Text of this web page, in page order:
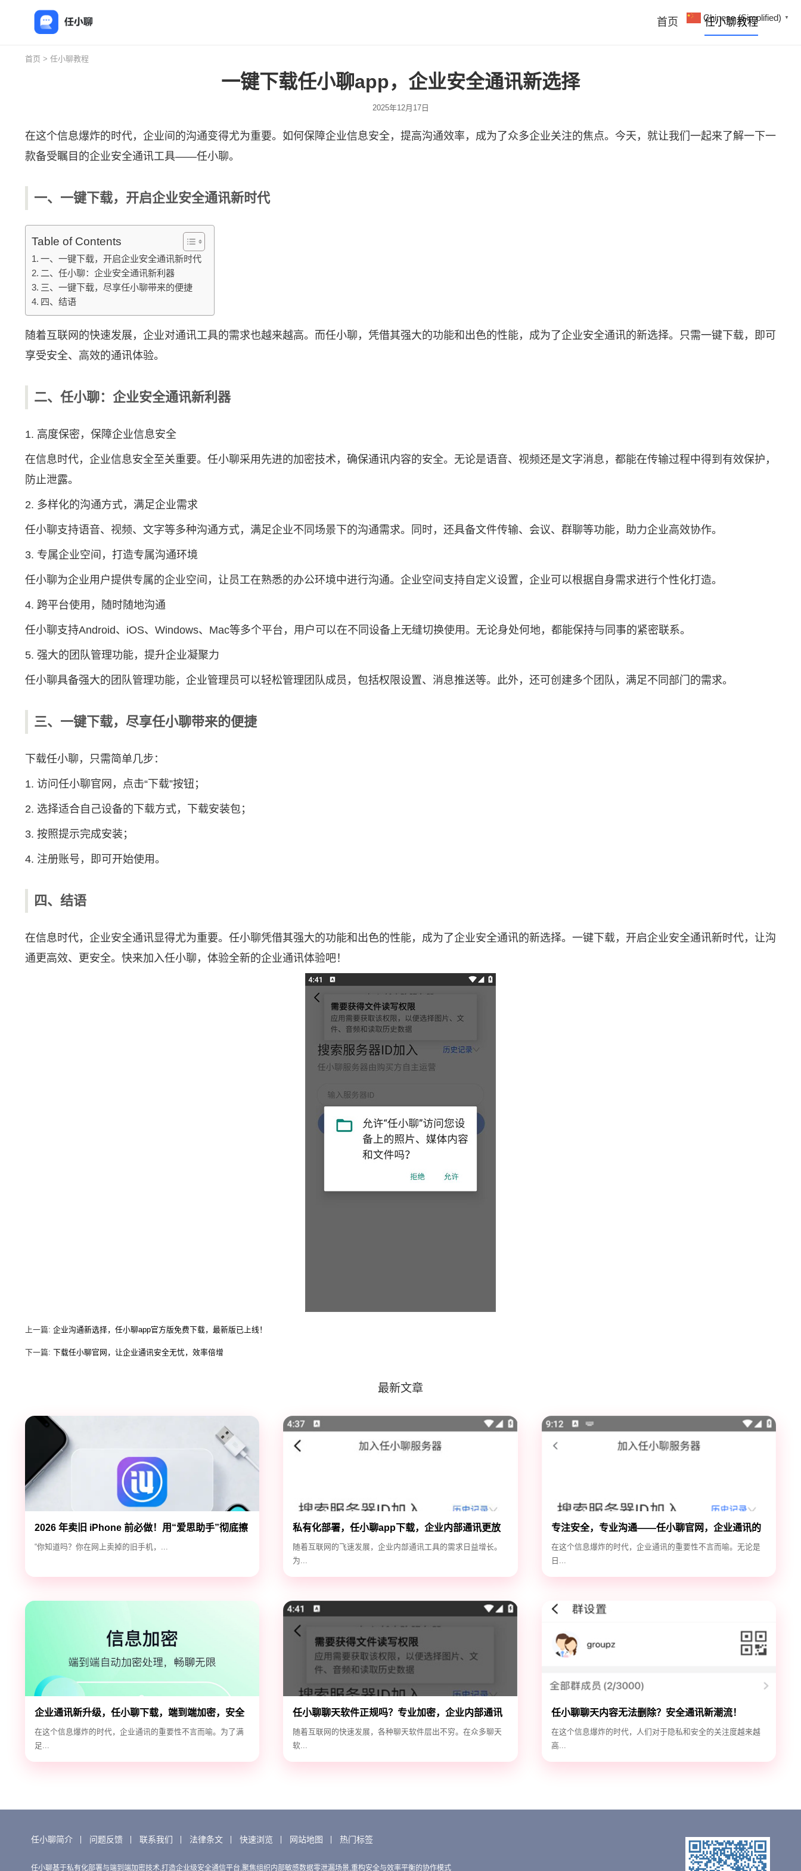
首页 任小聊教程
首页 > 任小聊教程
一键下载任小聊app，企业安全通讯新选择
2025年12月17日
在这个信息爆炸的时代，企业间的沟通变得尤为重要。如何保障企业信息安全，提高沟通效率，成为了众多企业关注的焦点。今天，就让我们一起来了解一下一
款备受瞩目的企业安全通讯工具——任小聊。
一、一键下载，开启企业安全通讯新时代
Table of Contents
一、一键下载，开启企业安全通讯新时代
二、任小聊：企业安全通讯新利器
三、一键下载，尽享任小聊带来的便捷
四、结语
随着互联网的快速发展，企业对通讯工具的需求也越来越高。而任小聊，凭借其强大的功能和出色的性能，成为了企业安全通讯的新选择。只需一键下载，即可
享受安全、高效的通讯体验。
二、任小聊：企业安全通讯新利器
1. 高度保密，保障企业信息安全
在信息时代，企业信息安全至关重要。任小聊采用先进的加密技术，确保通讯内容的安全。无论是语音、视频还是文字消息，都能在传输过程中得到有效保护，
防止泄露。
2. 多样化的沟通方式，满足企业需求
任小聊支持语音、视频、文字等多种沟通方式，满足企业不同场景下的沟通需求。同时，还具备文件传输、会议、群聊等功能，助力企业高效协作。
3. 专属企业空间，打造专属沟通环境
任小聊为企业用户提供专属的企业空间，让员工在熟悉的办公环境中进行沟通。企业空间支持自定义设置，企业可以根据自身需求进行个性化打造。
4. 跨平台使用，随时随地沟通
任小聊支持Android、iOS、Windows、Mac等多个平台，用户可以在不同设备上无缝切换使用。无论身处何地，都能保持与同事的紧密联系。
5. 强大的团队管理功能，提升企业凝聚力
任小聊具备强大的团队管理功能，企业管理员可以轻松管理团队成员，包括权限设置、消息推送等。此外，还可创建多个团队，满足不同部门的需求。
三、一键下载，尽享任小聊带来的便捷
下载任小聊，只需简单几步：
1. 访问 任小聊官网 ，点击“下载”按钮；
2. 选择适合自己设备的下载方式，下载安装包；
3. 按照提示完成安装；
4. 注册账号，即可开始使用。
四、结语
在信息时代，企业安全通讯显得尤为重要。任小聊凭借其强大的功能和出色的性能，成为了企业安全通讯的新选择。一键下载，开启企业安全通讯新时代，让沟
通更高效、更安全。快来加入任小聊，体验全新的企业通讯体验吧！
上一篇: 企业沟通新选择，任小聊app官方版免费下载，最新版已上线！
下一篇: 下载任小聊官网，让企业通讯安全无忧，效率倍增
最新文章
2026 年卖旧 iPhone 前必做！用“爱思助手”彻底擦
除隐私，防止数据泄露
“你知道吗？你在网上卖掉的旧手机，...
私有化部署，任小聊app下载，企业内部通讯更放
心
随着互联网的飞速发展，企业内部通讯工具的需求日益增长。
为...
专注安全，专业沟通——任小聊官网，企业通讯的
安全守护神
在这个信息爆炸的时代，企业通讯的重要性不言而喻。无论是
日...
企业通讯新升级，任小聊下载，端到端加密，安全
高效！
在这个信息爆炸的时代，企业通讯的重要性不言而喻。为了满
足...
任小聊聊天软件正规吗？专业加密，企业内部通讯
首选！
随着互联网的快速发展，各种聊天软件层出不穷。在众多聊天
软...
任小聊聊天内容无法删除？安全通讯新潮流！
在这个信息爆炸的时代，人们对于隐私和安全的关注度越来越
高...
任小聊简介 问题反馈 联系我们 法律条文 快速浏览 网站地图 热门标签
任小聊基于私有化部署与端到端加密技术,打造企业级安全通信平台,聚焦组织内部敏感数据零泄漏场景,重构安全与效率平衡的协作模式
Chinese (Simplified) ▼